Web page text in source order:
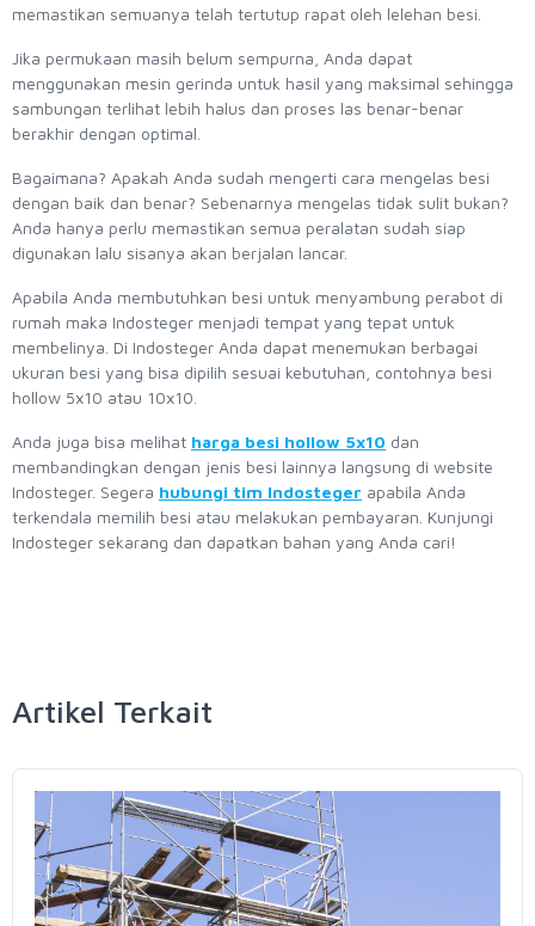
memastikan semuanya telah tertutup rapat oleh lelehan besi.
Jika permukaan masih belum sempurna, Anda dapat
menggunakan mesin gerinda untuk hasil yang maksimal sehingga
sambungan terlihat lebih halus dan proses las benar-benar
berakhir dengan optimal.
Bagaimana? Apakah Anda sudah mengerti cara mengelas besi
dengan baik dan benar? Sebenarnya mengelas tidak sulit bukan?
Anda hanya perlu memastikan semua peralatan sudah siap
digunakan lalu sisanya akan berjalan lancar.
Apabila Anda membutuhkan besi untuk menyambung perabot di
rumah maka Indosteger menjadi tempat yang tepat untuk
membelinya. Di Indosteger Anda dapat menemukan berbagai
ukuran besi yang bisa dipilih sesuai kebutuhan, contohnya besi
hollow 5x10 atau 10x10.
Anda juga bisa melihat harga besi hollow 5x10 dan
membandingkan dengan jenis besi lainnya langsung di website
Indosteger. Segera hubungi tim Indosteger apabila Anda
terkendala memilih besi atau melakukan pembayaran. Kunjungi
Indosteger sekarang dan dapatkan bahan yang Anda cari!
Artikel Terkait